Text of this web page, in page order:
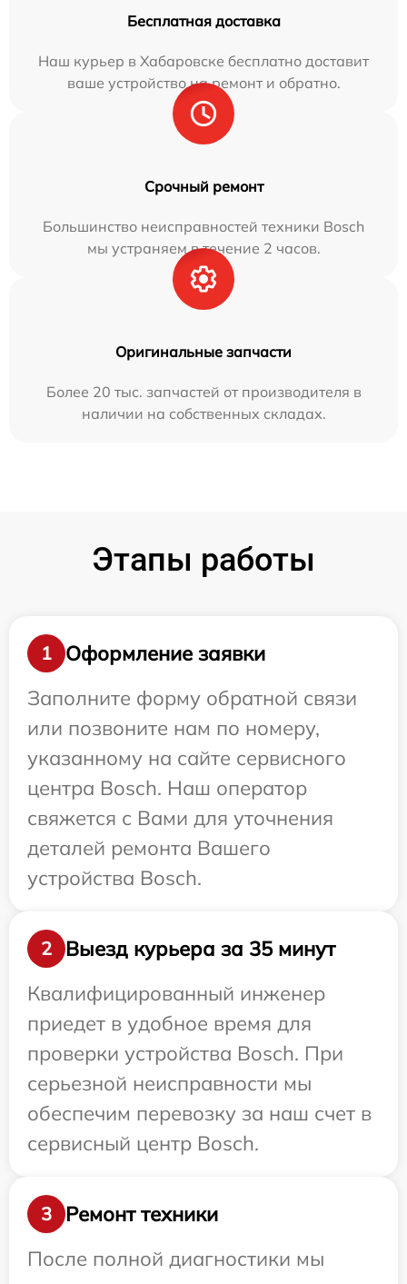
Бесплатная доставка
Наш курьер в Хабаровске бесплатно доставит
ваше устройство на ремонт и обратно.
Срочный ремонт
Большинство неисправностей техники Bosch
мы устраняем в течение 2 часов.
Оригинальные запчасти
Более 20 тыс. запчастей от производителя в
наличии на собственных складах.
Этапы работы
1
Оформление заявки
Заполните форму обратной связи
или позвоните нам по номеру,
указанному на сайте сервисного
центра Bosch. Наш оператор
свяжется с Вами для уточнения
деталей ремонта Вашего
устройства Bosch.
2
Выезд курьера за 35 минут
Квалифицированный инженер
приедет в удобное время для
проверки устройства Bosch. При
серьезной неисправности мы
обеспечим перевозку за наш счет в
сервисный центр Bosch.
3
Ремонт техники
После полной диагностики мы